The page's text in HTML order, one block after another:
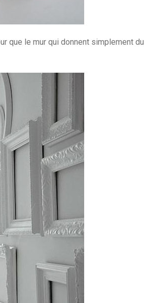
que le mur qui donnent simplement du